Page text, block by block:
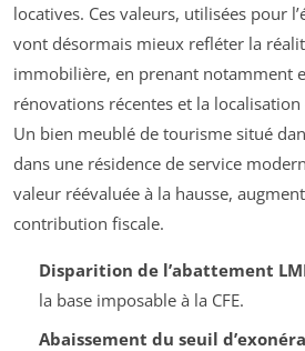
locatives. Ces valeurs, utilisées pour
vont désormais mieux refléter la
immobilière, en prenant notamment
rénovations récentes et la
Un bien meublé de tourisme situé
dans une résidence de service
valeur réévaluée à la hausse,
contribution fiscale.
Disparition de l’abattement
la base imposable à la CFE.
Abaissement du seuil